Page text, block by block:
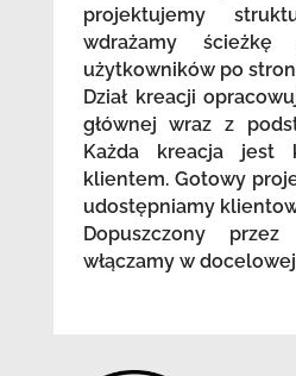
projektujemy
wdrażamy ścieżkę
użytkowników po
Dział kreacji
głównej wraz z
Każda kreacja jest
klientem. Gotowy
udostępniamy
Dopuszczony
włączamy w